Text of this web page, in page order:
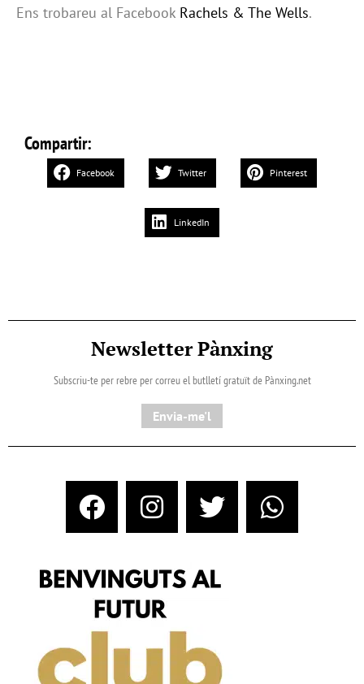
Ens trobareu al Facebook Rachels & The Wells.
Compartir:
Facebook Twitter Pinterest
LinkedIn
Newsletter Pànxing
Subscriu-te per rebre per correu el butlletí gratuït de Pànxing.net​
Envia-me'l